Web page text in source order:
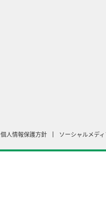
個人情報保護方針 ソーシャルメデ